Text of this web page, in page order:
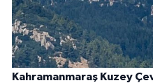
Kahramanmaraş Kuzey